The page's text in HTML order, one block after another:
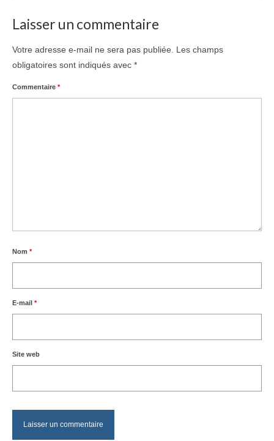
Laisser un commentaire
Votre adresse e-mail ne sera pas publiée.
Les champs
obligatoires sont indiqués avec *
Commentaire *
Nom *
E-mail *
Site web